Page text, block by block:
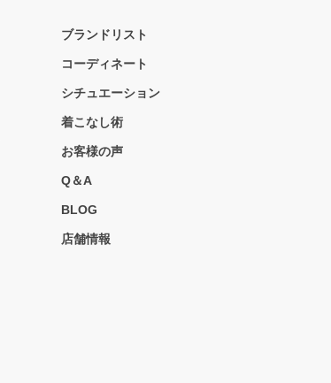
ブランドリスト
コーディネート
シチュエーション
着こなし術
お客様の声
Q＆A
BLOG
店舗情報